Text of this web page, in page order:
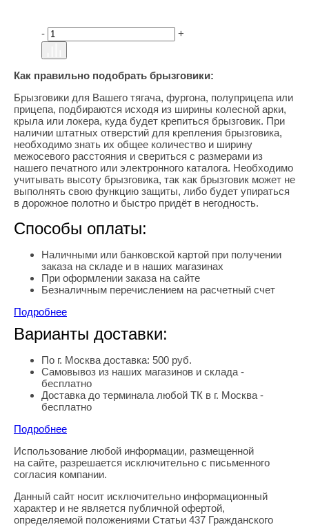
- +
Как правильно подобрать брызговики:
Брызговики для Вашего тягача, фургона, полуприцепа или
прицепа, подбираются исходя из ширины колесной арки,
крыла или локера, куда будет крепиться брызговик. При
наличии штатных отверстий для крепления брызговика,
необходимо знать их общее количество и ширину
межосевого расстояния и свериться с размерами из
нашего печатного или электронного каталога. Необходимо
учитывать высоту брызговика, так как брызговик может не
выполнять свою функцию защиты, либо будет упираться
в дорожное полотно и быстро придёт в негодность.
Способы оплаты:
Наличными или банковской картой при получении
заказа на складе и в наших магазинах
При оформлении заказа на сайте
Безналичным перечислением на расчетный счет
Подробнее
Варианты доставки:
По г. Москва доставка: 500 руб.
Самовывоз из наших магазинов и склада -
бесплатно
Доставка до терминала любой ТК в г. Москва -
бесплатно
Подробнее
Правовая информация
Использование любой информации, размещенной
на сайте, разрешается исключительно с письменного
согласия компании.
Данный сайт носит исключительно информационный
характер и не является публичной офертой,
определяемой положениями Статьи 437 Гражданского